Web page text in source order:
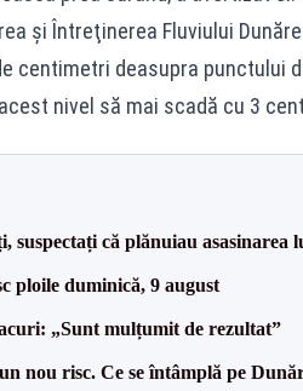
şi Întreţinerea Fluviului
centimetri deasupra punctului
nivel să mai scadă cu 3
că plănuiau asasinarea
ploile duminică, 9 august
„Sunt mulțumit de rezultat”
nou risc. Ce se întâmplă pe